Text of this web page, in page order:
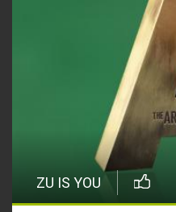
ZU IS YOU